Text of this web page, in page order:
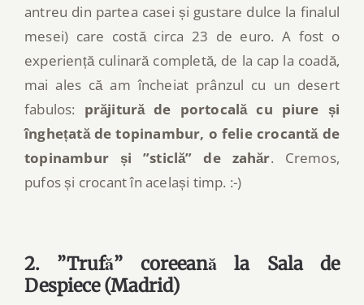
antreu din partea casei și gustare dulce la finalul
mesei) care costă circa 23 de euro. A fost o
experiență culinară completă, de la cap la coadă,
mai ales că am încheiat prânzul cu un desert
fabulos: prăjitură de portocală cu piure și
înghețată de topinambur, o felie crocantă de
topinambur și ”sticlă” de zahăr. Cremos,
pufos și crocant în același timp. :-)
2. ”Trufă” coreeană la Sala de
Despiece (Madrid)